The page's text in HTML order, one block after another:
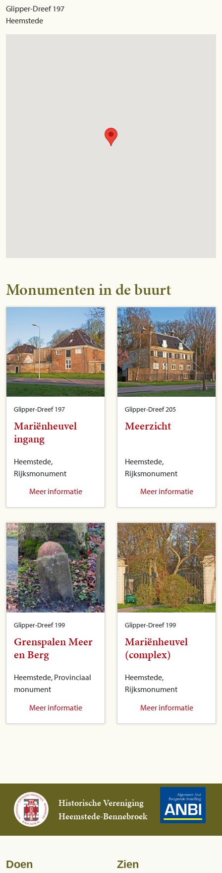
Glipper-Dreef 197
Heemstede
Monumenten in de buurt
Glipper-Dreef 197
Mariënheuvel
ingang
Heemstede,
Rijksmonument
Meer informatie
Glipper-Dreef 205
Meerzicht
Heemstede,
Rijksmonument
Meer informatie
Glipper-Dreef 199
Grenspalen Meer
en Berg
Heemstede, Provinciaal
monument
Meer informatie
Glipper-Dreef 199
Mariënheuvel
(complex)
Heemstede,
Rijksmonument
Meer informatie
Historische Vereniging
Heemstede-Bennebroek
Doen Zien